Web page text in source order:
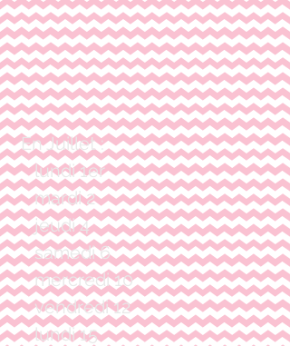
En Juillet :
    lundi 1er
    mardi 2
    jeudi 4
    samedi 6
    mercredi 10
    vendredi 12
    lundi 15